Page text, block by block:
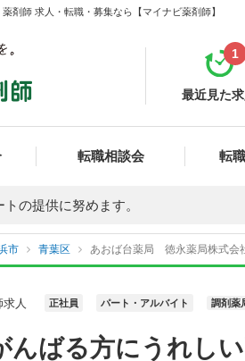
剤師 求人・転職・募集なら【マイナビ薬剤師】
最近見た求
1
転職相談会 転
の提供に努めます。
市 青葉区 あおば台薬局 徳永薬局株式会
人 正社員 パート・アルバイト 調剤薬
んばる方にうれし